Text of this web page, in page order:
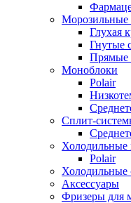
Морозильные
Глухая
Гнутые
Прямые
Моноблоки
Polair
Сплит-
Холодильные
Polair
Холодильные
Аксессуары
Фризеры для